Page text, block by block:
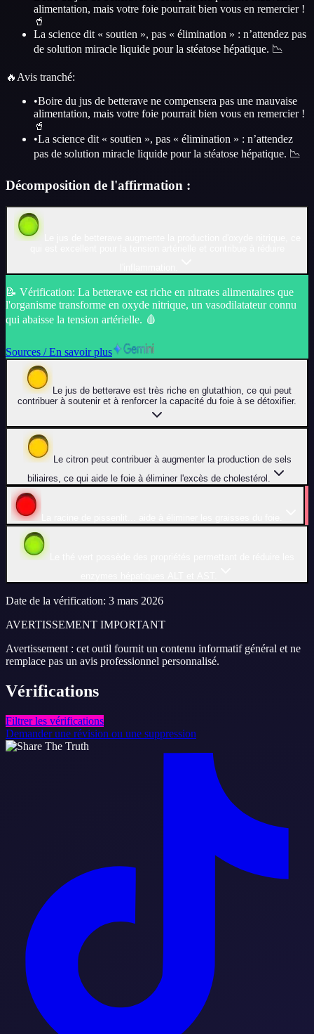
alimentation, mais votre foie pourrait bien vous en remercier !
🥤
La science dit « soutien », pas « élimination » : n’attendez pas
de solution miracle liquide pour la stéatose hépatique. 📉
🔥 Avis tranché:
•Boire du jus de betterave ne compensera pas une mauvaise
alimentation, mais votre foie pourrait bien vous en remercier !
🥤
•La science dit « soutien », pas « élimination » : n’attendez
pas de solution miracle liquide pour la stéatose hépatique. 📉
Décomposition de l'affirmation :
📝 Vérification: La betterave est riche en nitrates alimentaires que
l'organisme transforme en oxyde nitrique, un vasodilatateur connu
qui abaisse la tension artérielle. 🩸
Sources / En savoir plus
Le jus de betterave est très riche en glutathion, ce qui peut
contribuer à soutenir et à renforcer la capacité du foie à se détoxifier.
Le citron peut contribuer à augmenter la production de sels
biliaires, ce qui aide le foie à éliminer l'excès de cholestérol.
Date de la vérification: 3 mars 2026
AVERTISSEMENT IMPORTANT
Avertissement : cet outil fournit un contenu informatif général et ne
remplace pas un avis professionnel personnalisé.
Vérifications
Filtrer les vérifications
Demander une révision ou une suppression